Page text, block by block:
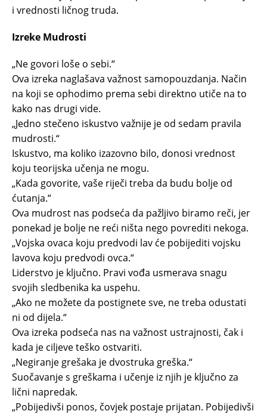
i vrednosti ličnog truda.
Izreke Mudrosti
„Ne govori loše o sebi.“
Ova izreka naglašava važnost samopouzdanja. Način
na koji se ophodimo prema sebi direktno utiče na to
kako nas drugi vide.
„Jedno stečeno iskustvo važnije je od sedam pravila
mudrosti.“
Iskustvo, ma koliko izazovno bilo, donosi vrednost
koju teorijska učenja ne mogu.
„Kada govorite, vaše riječi treba da budu bolje od
ćutanja.“
Ova mudrost nas podseća da pažljivo biramo reči, jer
ponekad je bolje ne reći ništa nego povrediti nekoga.
„Vojska ovaca koju predvodi lav će pobijediti vojsku
lavova koju predvodi ovca.“
Liderstvo je ključno. Pravi vođa usmerava snagu
svojih sledbenika ka uspehu.
„Ako ne možete da postignete sve, ne treba odustati
ni od dijela.“
Ova izreka podseća nas na važnost ustrajnosti, čak i
kada je ciljeve teško ostvariti.
„Negiranje grešaka je dvostruka greška.“
Suočavanje s greškama i učenje iz njih je ključno za
lični napredak.
„Pobijedivši ponos, čovjek postaje prijatan. Pobijedivši